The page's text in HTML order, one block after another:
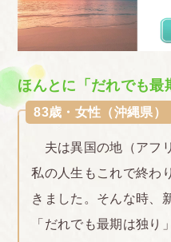
ほんとに「だれでも最
83歳・女性（沖縄県）
夫は異国の地（アフ
私の人生もこれで終わ
きました。そんな時、
「だれでも最期は独り